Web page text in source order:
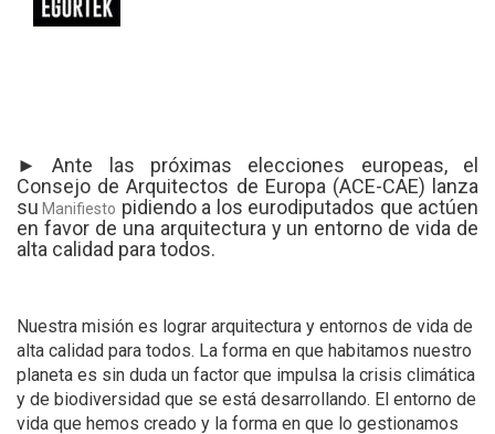
►Ante las próximas elecciones europeas, el
Consejo de Arquitectos de Europa (ACE-CAE) lanza
su Manifiesto pidiendo a los eurodiputados que actúen
en favor de una arquitectura y un entorno de vida de
alta calidad para todos.
Nuestra misión es lograr arquitectura y entornos de vida de
alta calidad para todos. La forma en que habitamos nuestro
planeta es sin duda un factor que impulsa la crisis climática
y de biodiversidad que se está desarrollando. El entorno de
vida que hemos creado y la forma en que lo gestionamos